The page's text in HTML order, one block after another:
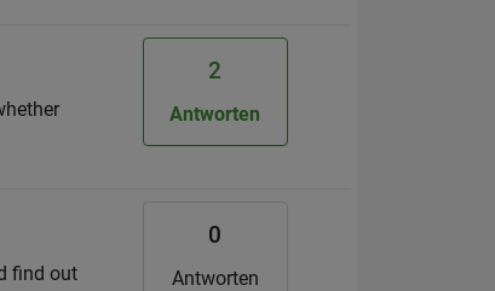
2
Antworten
find out
0
Antworten